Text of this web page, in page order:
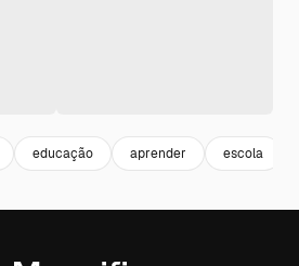
educação aprender escola